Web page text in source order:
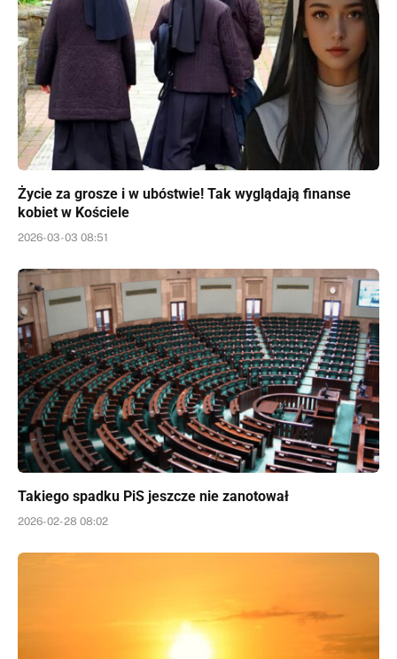
Życie za grosze i w ubóstwie! Tak wyglądają finanse
kobiet w Kościele
2026-03-03 08:51
Takiego spadku PiS jeszcze nie zanotował
2026-02-28 08:02